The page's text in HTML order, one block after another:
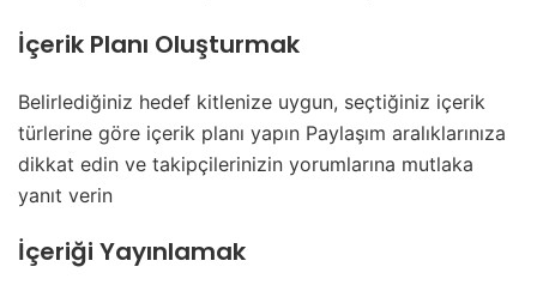
İçerik Planı Oluşturmak
Belirlediğiniz hedef kitlenize uygun, seçtiğiniz içerik
türlerine göre içerik planı yapın Paylaşım aralıklarınıza
dikkat edin ve takipçilerinizin yorumlarına mutlaka
yanıt verin
İçeriği Yayınlamak